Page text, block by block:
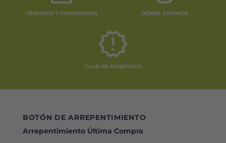
TÉRMINOS Y CONDICIONES DÓNDE ESTAMOS
CLUB DE BENEFICIOS
BOTÓN DE ARREPENTIMIENTO
Arrepentimiento Última Compra